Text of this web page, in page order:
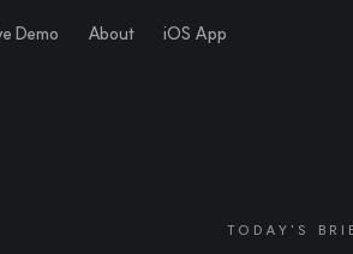
Demo About iOS App
TODAY'S